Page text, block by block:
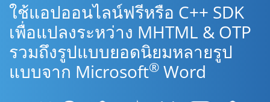
ใช้แอปออนไลน์ฟรีหรือ C++ SDK
เพื่อแปลงระหว่าง MHTML & OTP
รวมถึงรูปแบบยอดนิยมหลายรูป
แบบจาก Microsoft® Word